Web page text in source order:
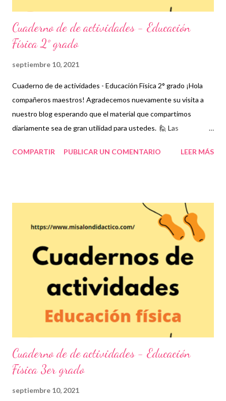
Cuaderno de de actividades - Educación
Física 2° grado
septiembre 10, 2021
Cuaderno de de actividades - Educación Física 2° grado ¡Hola
compañeros maestros! Agradecemos nuevamente su visita a
nuestro blog esperando que el material que compartimos
diariamente sea de gran utilidad para ustedes. 🙋 Las
desarrollo interactivo de los estudiantes no sólo porque se
todas las personas que practiquen actividades físicas. En la
asignatura de educación física se han estableciendo estrategias
que se llevan a cabo mediante prácticas deportivas que van más
allá de simples ejercicios ya que ahora es más común y mejor de
permita el razonamiento, las tácticas y la formación integral para
mejorar sus habilidades motrices. Para este día les ...
COMPARTIR PUBLICAR UN COMENTARIO LEER MÁS
Cuaderno de de actividades - Educación
Física 3er grado
septiembre 10, 2021